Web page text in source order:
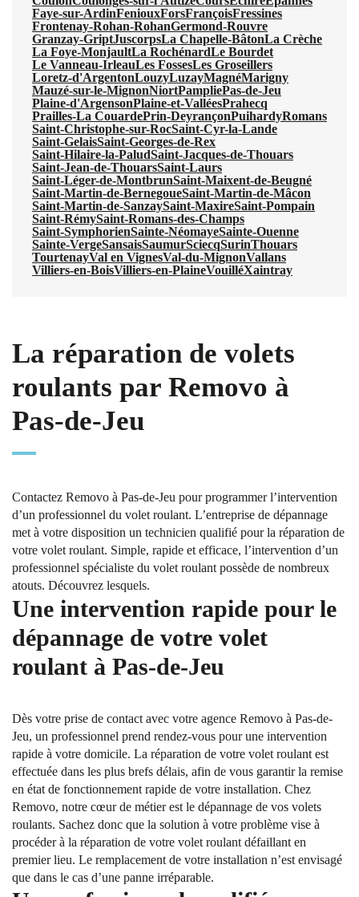
Faye-sur-ArdinFeniouxForsFrançoisFressines
Frontenay-Rohan-RohanGermond-Rouvre
Granzay-GriptJuscorpsLa Chapelle-BâtonLa Crèche
La Foye-MonjaultLa RochénardLe Bourdet
Le Vanneau-IrleauLes FossesLes Groseillers
Loretz-d'ArgentonLouzyLuzayMagnéMarigny
Mauzé-sur-le-MignonNiortPampliePas-de-Jeu
Plaine-d'ArgensonPlaine-et-ValléesPrahecq
Prailles-La CouardePrin-DeyrançonPuihardyRomans
Saint-Christophe-sur-RocSaint-Cyr-la-Lande
Saint-GelaisSaint-Georges-de-Rex
Saint-Hilaire-la-PaludSaint-Jacques-de-Thouars
Saint-Jean-de-ThouarsSaint-Laurs
Saint-Léger-de-MontbrunSaint-Maixent-de-Beugné
Saint-Martin-de-BernegoueSaint-Martin-de-Mâcon
Saint-Martin-de-SanzaySaint-MaxireSaint-Pompain
Saint-RémySaint-Romans-des-Champs
Saint-SymphorienSainte-NéomayeSainte-Ouenne
Sainte-VergeSansaisSaumurSciecqSurinThouars
TourtenayVal en VignesVal-du-MignonVallans
Villiers-en-BoisVilliers-en-PlaineVouilléXaintray
La réparation de volets
roulants par Removo à
Pas-de-Jeu
Contactez Removo à Pas-de-Jeu pour programmer l’intervention
d’un professionnel du volet roulant. L’entreprise de dépannage
met à votre disposition un technicien qualifié pour la réparation de
votre volet roulant. Simple, rapide et efficace, l’intervention d’un
professionnel spécialiste du volet roulant possède de nombreux
atouts. Découvrez lesquels.
Une intervention rapide pour le
dépannage de votre volet
roulant à Pas-de-Jeu
Dès votre prise de contact avec votre agence Removo à Pas-de-
Jeu, un professionnel prend rendez-vous pour une intervention
rapide à votre domicile. La réparation de votre volet roulant est
effectuée dans les plus brefs délais, afin de vous garantir la remise
en état de fonctionnement rapide de votre installation. Chez
Removo, notre cœur de métier est le dépannage de vos volets
roulants. Sachez donc que la solution à votre problème vise à
procéder à la réparation de votre volet roulant défaillant en
premier lieu. Le remplacement de votre installation n’est envisagé
que dans le cas d’une panne irréparable.